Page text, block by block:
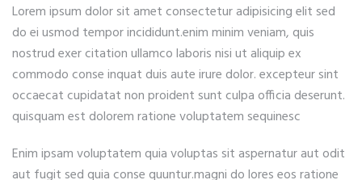
Lorem ipsum dolor sit amet consectetur adipisicing elit sed
do ei usmod tempor incididunt.enim minim veniam, quis
nostrud exer citation ullamco laboris nisi ut aliquip ex
commodo conse inquat duis aute irure dolor. excepteur sint
occaecat cupidatat non proident sunt culpa officia deserunt.
quisquam est dolorem ratione voluptatem sequinesc
Enim ipsam voluptatem quia voluptas sit aspernatur aut odit
aut fugit sed quia conse quuntur.magni do lores eos ratione